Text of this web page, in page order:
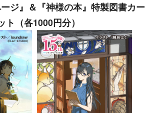
ージ』＆『神様の本』特製図書カー
ト（各1000円分）